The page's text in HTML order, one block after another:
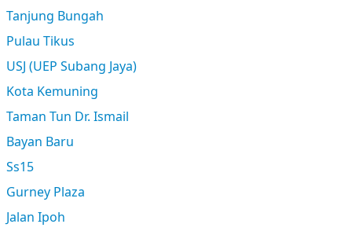
Tanjung Bungah
Pulau Tikus
USJ (UEP Subang Jaya)
Kota Kemuning
Taman Tun Dr. Ismail
Bayan Baru
Ss15
Gurney Plaza
Jalan Ipoh